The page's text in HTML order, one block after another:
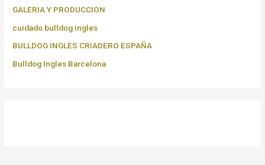
GALERIA Y PRODUCCION
cuidado bulldog ingles
BULLDOG INGLES CRIADERO ESPAÑA
Bulldog Ingles Barcelona